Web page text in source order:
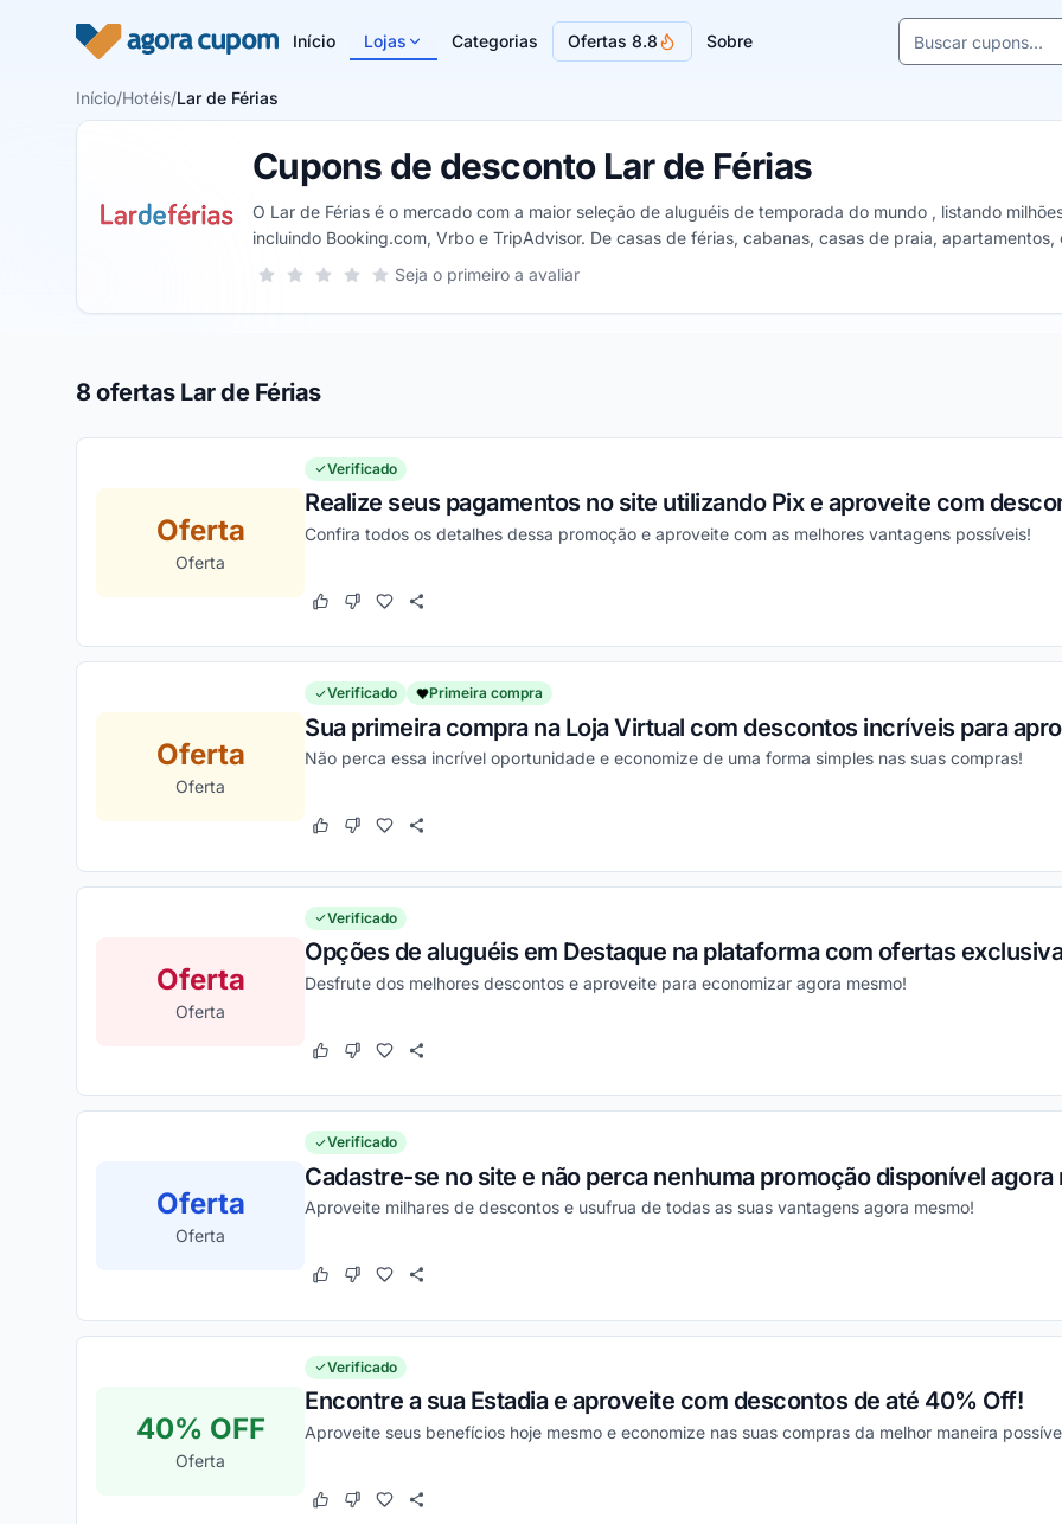
Início Lojas Categorias Ofertas 8.8 Sobre
Buscar cupons e
Início/Hotéis/Lar de Férias
Cupons de desconto Lar de Férias
O Lar de Férias é o mercado com a maior seleção de aluguéis de temporada do mundo , listando
incluindo Booking.com, Vrbo e TripAdvisor. De casas de férias, cabanas, casas de praia,
combinando preços, destinos, datas e comodidades para encontrar a acomodação perfeita para
Sua nota para Lar de Férias, de 1 a 5 estrelas
5 estrelas
4 estrelas
3 estrelas
2 estrelas
1 estrela Seja o primeiro a avaliar
8 ofertas Lar de Férias
Oferta
Oferta
Verificado
Realize seus pagamentos no site utilizando Pix e aproveite com
Confira todos os detalhes dessa promoção e aproveite com as melhores vantagens possíveis!
Este cupom funcionou
Este cupom não funcionou
Oferta
Oferta
Verificado Primeira compra
Sua primeira compra na Loja Virtual com descontos incríveis para
Não perca essa incrível oportunidade e economize de uma forma simples nas suas compras!
Este cupom funcionou
Este cupom não funcionou
Oferta
Oferta
Verificado
Opções de aluguéis em Destaque na plataforma com ofertas
Desfrute dos melhores descontos e aproveite para economizar agora mesmo!
Este cupom funcionou
Este cupom não funcionou
Oferta
Oferta
Verificado
Cadastre-se no site e não perca nenhuma promoção disponível agora
Aproveite milhares de descontos e usufrua de todas as suas vantagens agora mesmo!
Este cupom funcionou
Este cupom não funcionou
40% OFF
Oferta
Verificado
Encontre a sua Estadia e aproveite com descontos de até 40% Off!
Aproveite seus benefícios hoje mesmo e economize nas suas compras da melhor maneira
Este cupom funcionou
Este cupom não funcionou